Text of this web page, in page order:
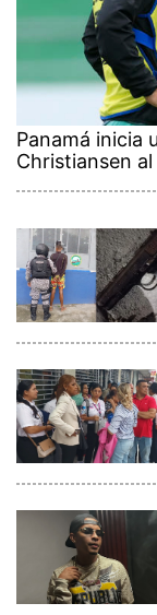
Panamá inicia
Christiansen